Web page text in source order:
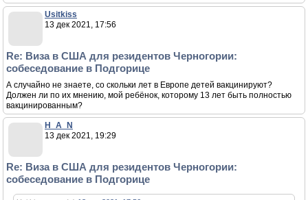
Usitkiss
13 дек 2021, 17:56
Re: Виза в США для резидентов Черногории:
собеседование в Подгорице
А случайно не знаете, со скольки лет в Европе детей вакцинируют?
Должен ли по их мнению, мой ребёнок, которому 13 лет быть полностью
вакцинированным?
H_A_N
13 дек 2021, 19:29
Re: Виза в США для резидентов Черногории:
собеседование в Подгорице